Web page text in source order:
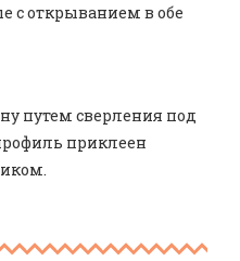
с открыванием в обе
путем сверления под
приклеен